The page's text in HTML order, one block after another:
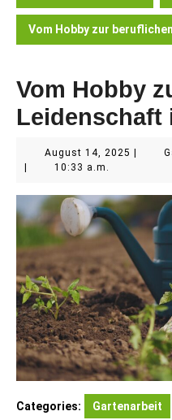
Vom Hobby zur
Vom Hobby
Leidenschaft
August 14, 2025 August
10:33 a.m.
Categories: Gartenarbeit